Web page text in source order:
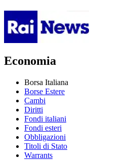
Economia
Borsa Italiana
Borse Estere
Cambi
Diritti
Fondi italiani
Fondi esteri
Obbligazioni
Titoli di Stato
Warrants